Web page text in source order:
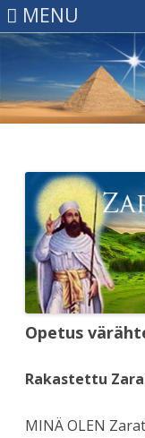
MENU
Opetus
Rakastettu
MINÄ OLEN